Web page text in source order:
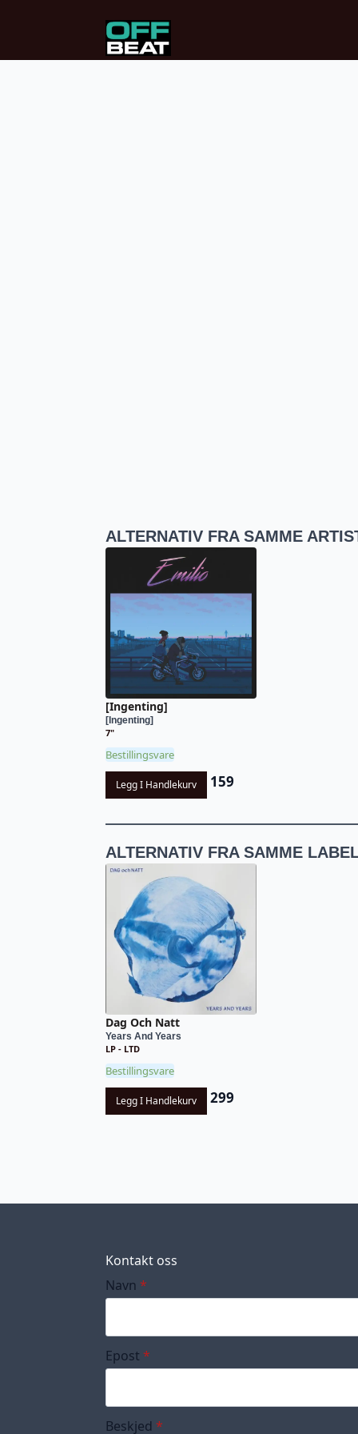
ALTERNATIV FRA SAMME
[Ingenting]
[Ingenting]
7"
Bestillingsvare
Legg I Handlekurv 159
ALTERNATIV FRA SAMME
Dag Och Natt
Years And Years
LP - LTD
Bestillingsvare
Legg I Handlekurv 299
Kontakt oss
Navn *
Epost *
Beskjed *